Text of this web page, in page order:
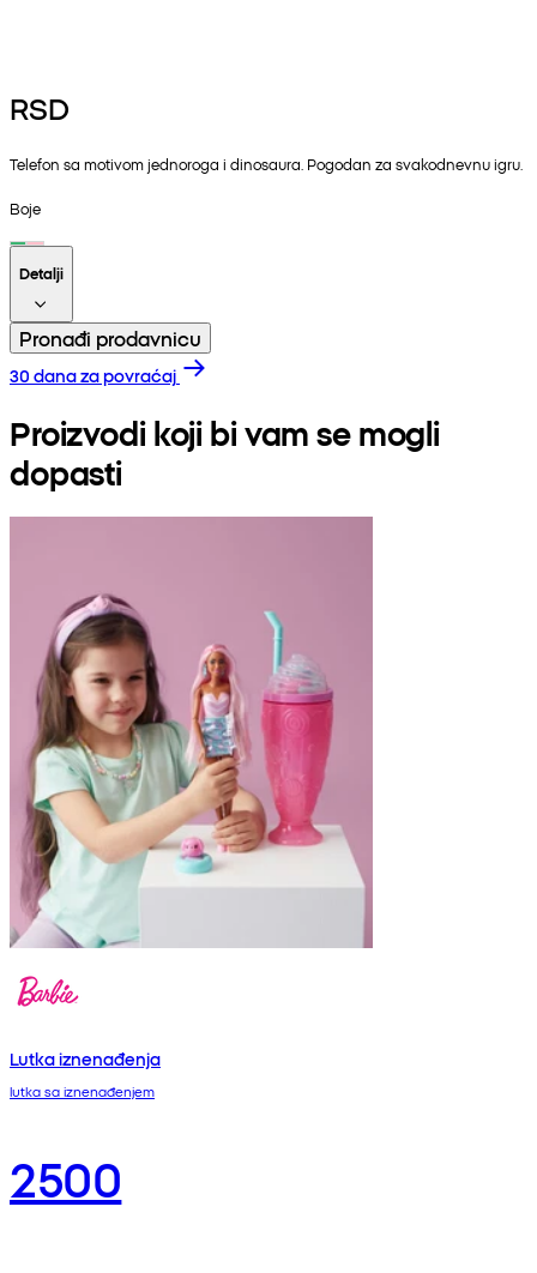
RSD
Telefon sa motivom jednoroga i dinosaura. Pogodan za svakodnevnu igru.
Boje
Detalji
Pronađi prodavnicu
30 dana za povraćaj
Proizvodi koji bi vam se mogli
dopasti
Lutka iznenađenja
lutka sa iznenađenjem
2500